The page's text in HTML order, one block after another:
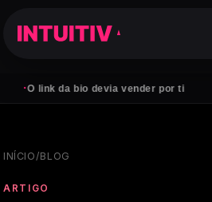
link da bio devia vender por ti
INÍCIO/BLOG
ARTIGO